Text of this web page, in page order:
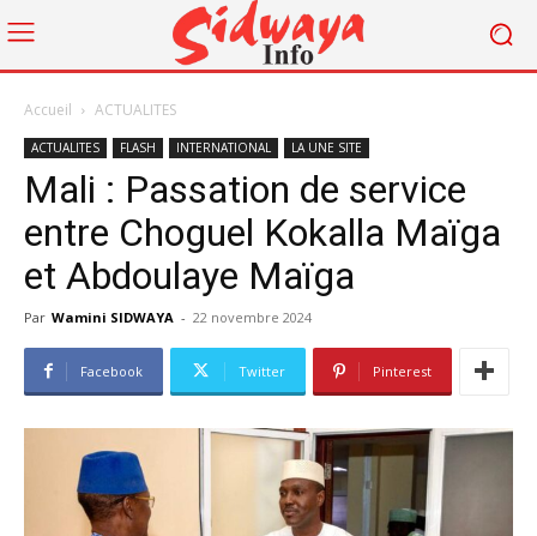
Accueil ACTUALITES
ACTUALITES FLASH INTERNATIONAL LA UNE SITE
Mali : Passation de service
entre Choguel Kokalla Maïga
et Abdoulaye Maïga
Par Wamini SIDWAYA - 22 novembre 2024
Facebook Twitter Pinterest